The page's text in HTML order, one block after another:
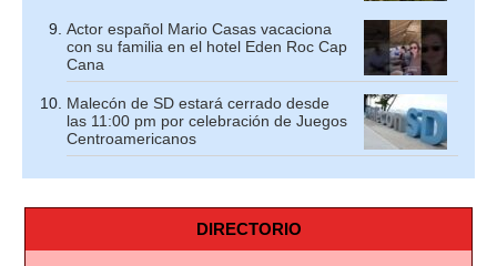
Actor español Mario Casas vacaciona
con su familia en el hotel Eden Roc Cap
Cana
Malecón de SD estará cerrado desde
las 11:00 pm por celebración de Juegos
Centroamericanos
DIRECTORIO